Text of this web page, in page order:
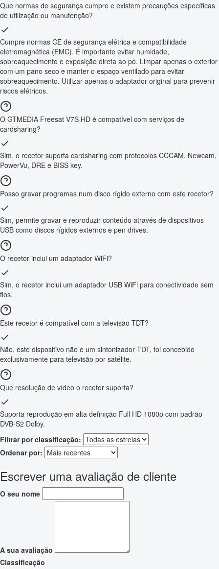
Que normas de segurança cumpre e existem precauções específicas
de utilização ou manutenção?
Cumpre normas CE de segurança elétrica e compatibilidade
eletromagnética (EMC). É importante evitar humidade,
sobreaquecimento e exposição direta ao pó. Limpar apenas o exterior
com um pano seco e manter o espaço ventilado para evitar
sobreaquecimento. Utilizar apenas o adaptador original para prevenir
riscos elétricos.
O GTMEDIA Freesat V7S HD é compatível com serviços de
cardsharing?
Sim, o recetor suporta cardsharing com protocolos CCCAM, Newcam,
PowerVu, DRE e BISS key.
Posso gravar programas num disco rígido externo com este recetor?
Sim, permite gravar e reproduzir conteúdo através de dispositivos
USB como discos rígidos externos e pen drives.
O recetor inclui um adaptador WiFi?
Sim, o recetor inclui um adaptador USB WiFi para conectividade sem
fios.
Este recetor é compatível com a televisão TDT?
Não, este dispositivo não é um sintonizador TDT, foi concebido
exclusivamente para televisão por satélite.
Que resolução de vídeo o recetor suporta?
Suporta reprodução em alta definição Full HD 1080p com padrão
DVB-S2 Dolby.
Filtrar por classificação:
Ordenar por:
Escrever uma avaliação de cliente
O seu nome
A sua avaliação
Classificação